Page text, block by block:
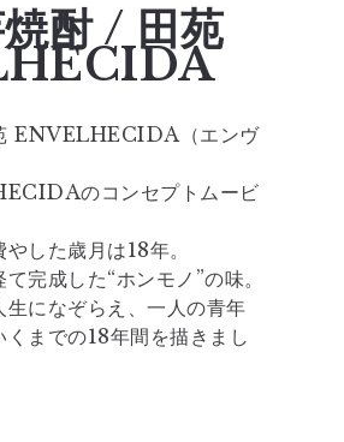
酎 / 田苑
ENVELHECIDA（エンヴ
のコンセプトムービ
した歳月は18年。
完成した“ホンモノ”の味。
生になぞらえ、一人の青年
までの18年間を描きまし